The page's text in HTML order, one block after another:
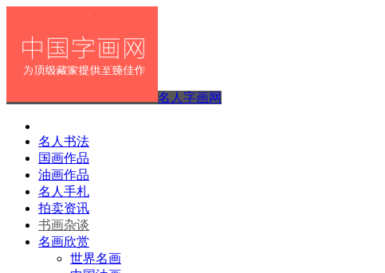
名人字画网
名人书法
国画作品
油画作品
名人手札
拍卖资讯
书画杂谈
名画欣赏
世界名画